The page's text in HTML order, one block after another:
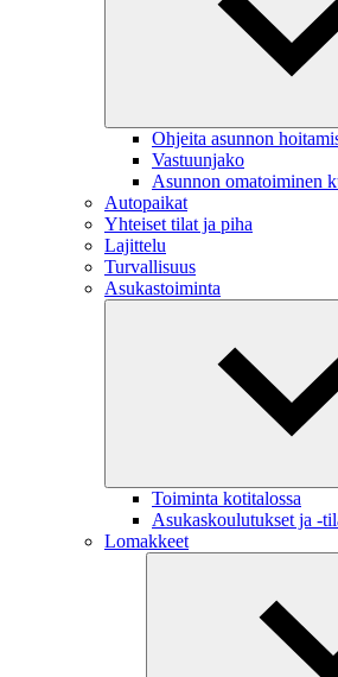
Ohjeita asunnon
Vastuunjako
Asunnon omatoiminen
Autopaikat
Yhteiset tilat ja piha
Lajittelu
Turvallisuus
Asukastoiminta
Toiminta kotitalossa
Asukaskoulutukset ja -
Lomakkeet